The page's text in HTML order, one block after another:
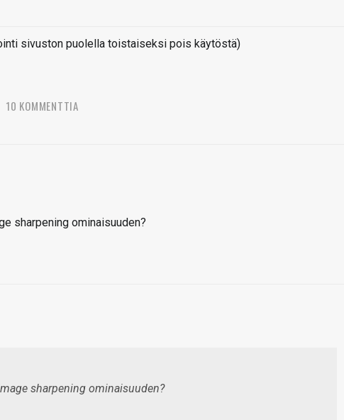
sivuston puolella toistaiseksi pois käytöstä)
10 KOMMENTTIA
sharpening ominaisuuden?
sharpening ominaisuuden?